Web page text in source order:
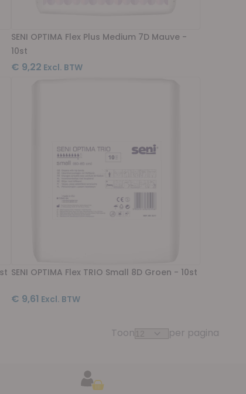
SENI OPTIMA Flex Plus Medium 7D Mauve -
10st
€ 9,22
SENI OPTIMA Flex TRIO Small 8D Groen - 10st
€ 9,61
Toon per pagina